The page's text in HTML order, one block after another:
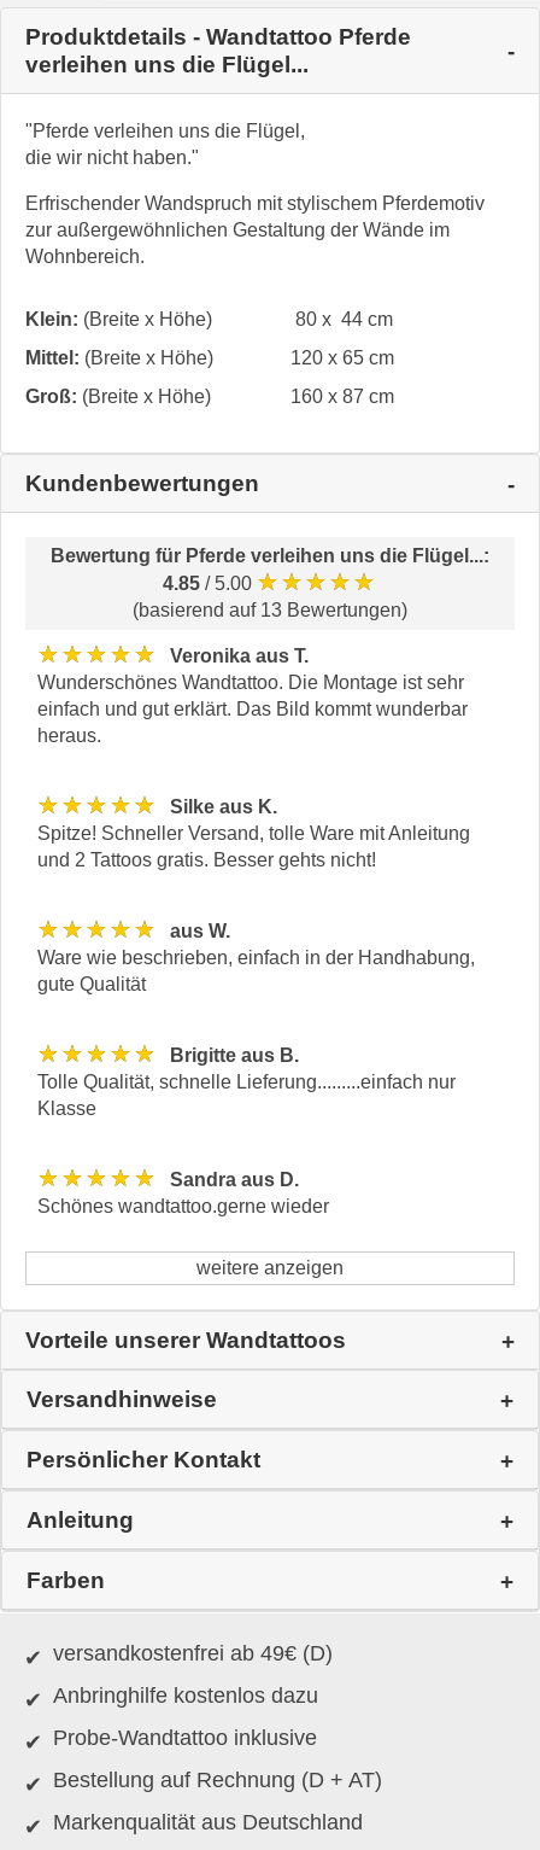
Produktdetails - Wandtattoo Pferde
verleihen uns die Flügel...
"Pferde verleihen uns die Flügel,
die wir nicht haben."
Erfrischender Wandspruch mit stylischem Pferdemotiv
zur außergewöhnlichen Gestaltung der Wände im
Wohnbereich.
Klein: (Breite x Höhe)
80 x 44 cm
Mittel: (Breite x Höhe)
120 x 65 cm
Groß: (Breite x Höhe) 160 x 87 cm
Kundenbewertungen
Bewertung für Pferde verleihen uns die Flügel...:
4.85 / 5.00 ★★★★★
(basierend auf 13 Bewertungen)
★★★★★
Veronika aus T.
Wunderschönes Wandtattoo. Die Montage ist sehr
einfach und gut erklärt. Das Bild kommt wunderbar
heraus.
★★★★★
Silke aus K.
Spitze! Schneller Versand, tolle Ware mit Anleitung
und 2 Tattoos gratis. Besser gehts nicht!
★★★★★
aus W.
Ware wie beschrieben, einfach in der Handhabung,
gute Qualität
★★★★★
Brigitte aus B.
Tolle Qualität, schnelle Lieferung.........einfach nur
Klasse
★★★★★
Sandra aus D.
Schönes wandtattoo.gerne wieder
weitere anzeigen
Vorteile unserer Wandtattoos
Versandhinweise
Persönlicher Kontakt
Anleitung
Farben
versandkostenfrei ab 49€ (D)
Anbringhilfe kostenlos dazu
Probe-Wandtattoo inklusive
Bestellung auf Rechnung (D + AT)
Markenqualität aus Deutschland